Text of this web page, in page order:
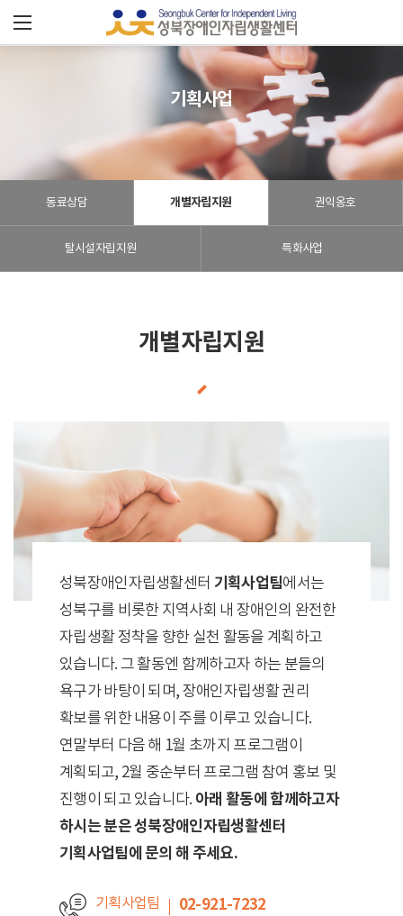
북
인
자
립
기획사업
동료상담 개별자립지원 권익옹호
탈시설자립지원 특화사업
개별자립지원
성북장애인자립생활센터 기획사업팀에서는
성북구를 비롯한 지역사회 내 장애인의 완전한
자립생활 정착을 향한 실천 활동을 계획하고
있습니다. 그 활동엔 함께하고자 하는 분들의
욕구가 바탕이 되며, 장애인자립생활 권리
확보를 위한 내용이 주를 이루고 있습니다.
연말부터 다음 해 1월 초까지 프로그램이
계획되고, 2월 중순부터 프로그램 참여 홍보 및
진행이 되고 있습니다.아래 활동에 함께하고자
하시는 분은 성북장애인자립생활센터
기획사업팀에 문의 해 주세요.
기획사업팀 02-921-7232